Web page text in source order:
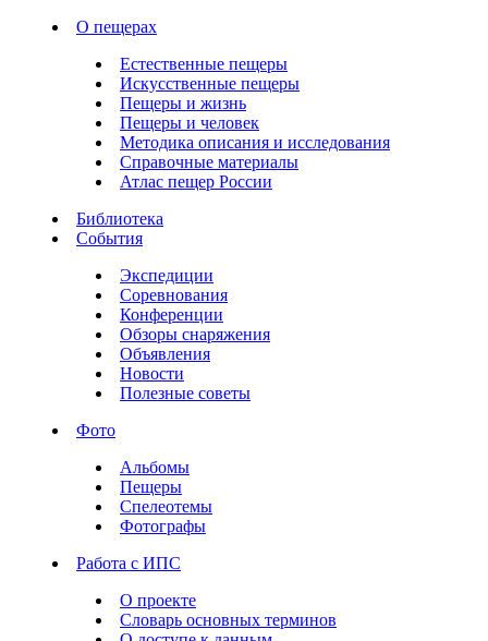
О пещерах
Естественные пещеры
Искусственные пещеры
Пещеры и жизнь
Пещеры и человек
Методика описания и исследования
Справочные материалы
Атлас пещер России
Библиотека
События
Экспедиции
Соревнования
Конференции
Обзоры снаряжения
Объявления
Новости
Полезные советы
Фото
Альбомы
Пещеры
Спелеотемы
Фотографы
Работа с ИПС
О проекте
Словарь основных терминов